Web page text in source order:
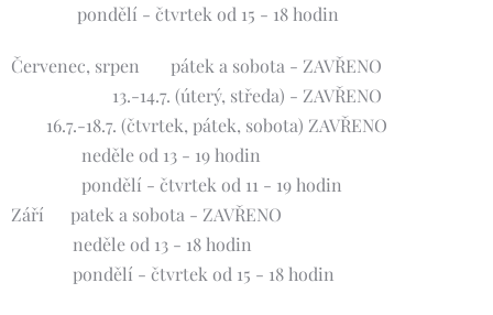
pondělí - čtvrtek od 15 - 18 hodin
Červenec, srpen 🌞 pátek a sobota - ZAVŘENO
13.-14.7. (úterý, středa) - ZAVŘENO
16.7.-18.7. (čtvrtek, pátek, sobota) ZAVŘENO
neděle od 13 - 19 hodin
pondělí - čtvrtek od 11 - 19 hodin
Září 🍀patek a sobota - ZAVŘENO
neděle od 13 - 18 hodin
pondělí - čtvrtek od 15 - 18 hodin